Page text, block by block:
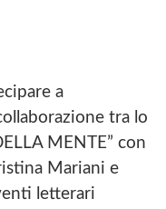
a
tra lo
MENTE” con
Mariani e
letterari